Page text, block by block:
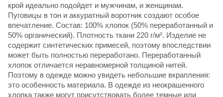
крой идеально подойдет и мужчинам, и женщинам.
Пуговицы в тон и аккуратный воротник создают особое
впечатление. Состав: 100% хлопок (50% переработанный и
50% органический). Плотность ткани 220 г/м². Изделие не
содержит синтетических примесей, поэтому впоследствии
может быть полностью переработано. Переработанный
хлопок отличается неравномерной толщиной нитей.
Поэтому в одежде можно увидеть небольшие вкрапления:
это особенность материала. В одежде из неокрашенного
хлопка также могут присутствовать более темные или